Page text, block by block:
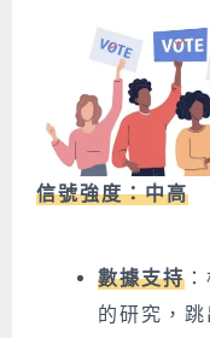
信號強度：中高
數據支持
的研究，